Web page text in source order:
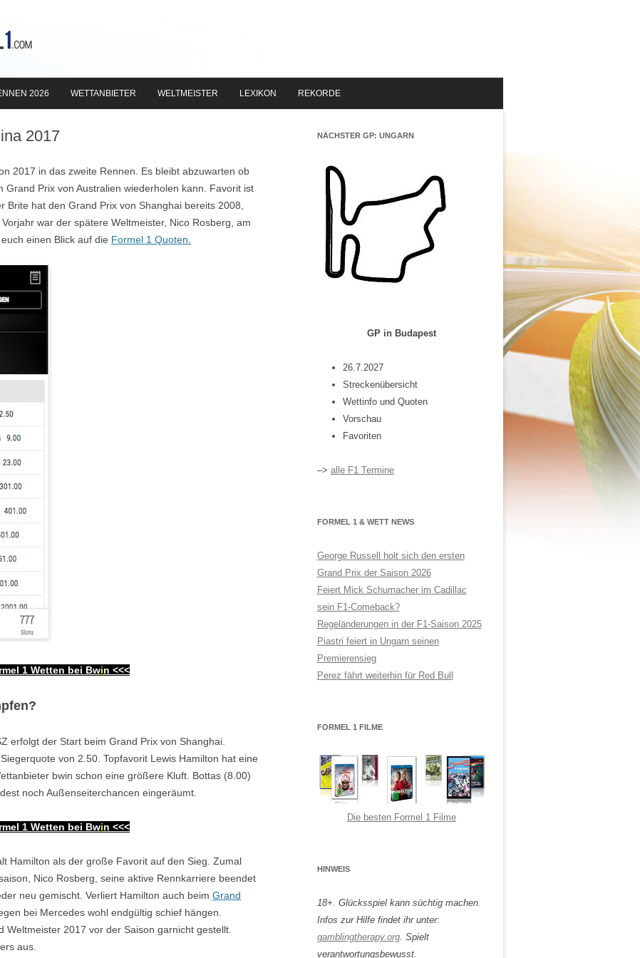
Inhalt
2026 WETTANBIETER WELTMEISTER LEXIKON REKORDE
2017
2017 in das zweite Rennen. Es bleibt abzuwarten ob
Grand Prix von Australien wiederholen kann. Favorit ist
Brite hat den Grand Prix von Shanghai bereits 2008,
war der spätere Weltmeister, Nico Rosberg, am
einen Blick auf die Formel 1 Quoten.
1 Wetten bei Bwin <<<
erfolgt der Start beim Grand Prix von Shanghai.
von 2.50. Topfavorit Lewis Hamilton hat eine
bwin schon eine größere Kluft. Bottas (8.00)
noch Außenseiterchancen eingeräumt.
1 Wetten bei Bwin <<<
Hamilton als der große Favorit auf den Sieg. Zumal
Nico Rosberg, seine aktive Rennkarriere beendet
neu gemischt. Verliert Hamilton auch beim Grand
bei Mercedes wohl endgültig schief hängen.
Weltmeister 2017 vor der Saison garnicht gestellt.
aus.
NÄCHSTER GP: UNGARN
GP in Budapest
26.7.2027
Streckenübersicht
Wettinfo und Quoten
Vorschau
Favoriten
–> alle F1 Termine
FORMEL 1 & WETT NEWS
George Russell holt sich den ersten
Grand Prix der Saison 2026
Feiert Mick Schumacher im Cadillac
sein F1-Comeback?
Regeländerungen in der F1-Saison 2025
Piastri feiert in Ungarn seinen
Premierensieg
Perez fährt weiterhin für Red Bull
FORMEL 1 FILME
Die besten Formel 1 Filme
HINWEIS
18+. Glücksspiel kann süchtig machen.
Infos zur Hilfe findet ihr unter:
gamblingtherapy.org. Spielt
verantwortungsbewusst.